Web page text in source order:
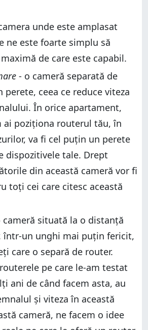
unde este amplasat
ne este foarte simplu să
de care este capabil.
- o cameră separată de
ceea ce reduce viteza
În orice apartament,
ai poziționa routerul tău, în
va fi cel puțin un perete
dispozitivele tale. Drept
din această cameră vor fi
toți cei care citesc această
cameră situată la o distanță
într-un unghi mai puțin fericit,
care o separă de router.
pe care le-am testat
ani de când facem asta, au
și viteza în această
cameră, ne facem o idee